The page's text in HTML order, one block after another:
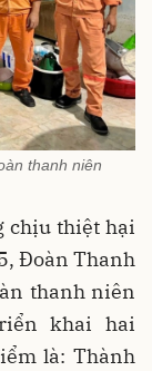
thanh niên
chịu thiệt hại
Đoàn Thanh
thanh niên
khai hai
là: Thành